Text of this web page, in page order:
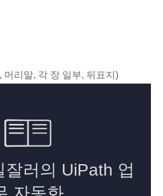
머리말, 각 장 일부, 뒤표지)